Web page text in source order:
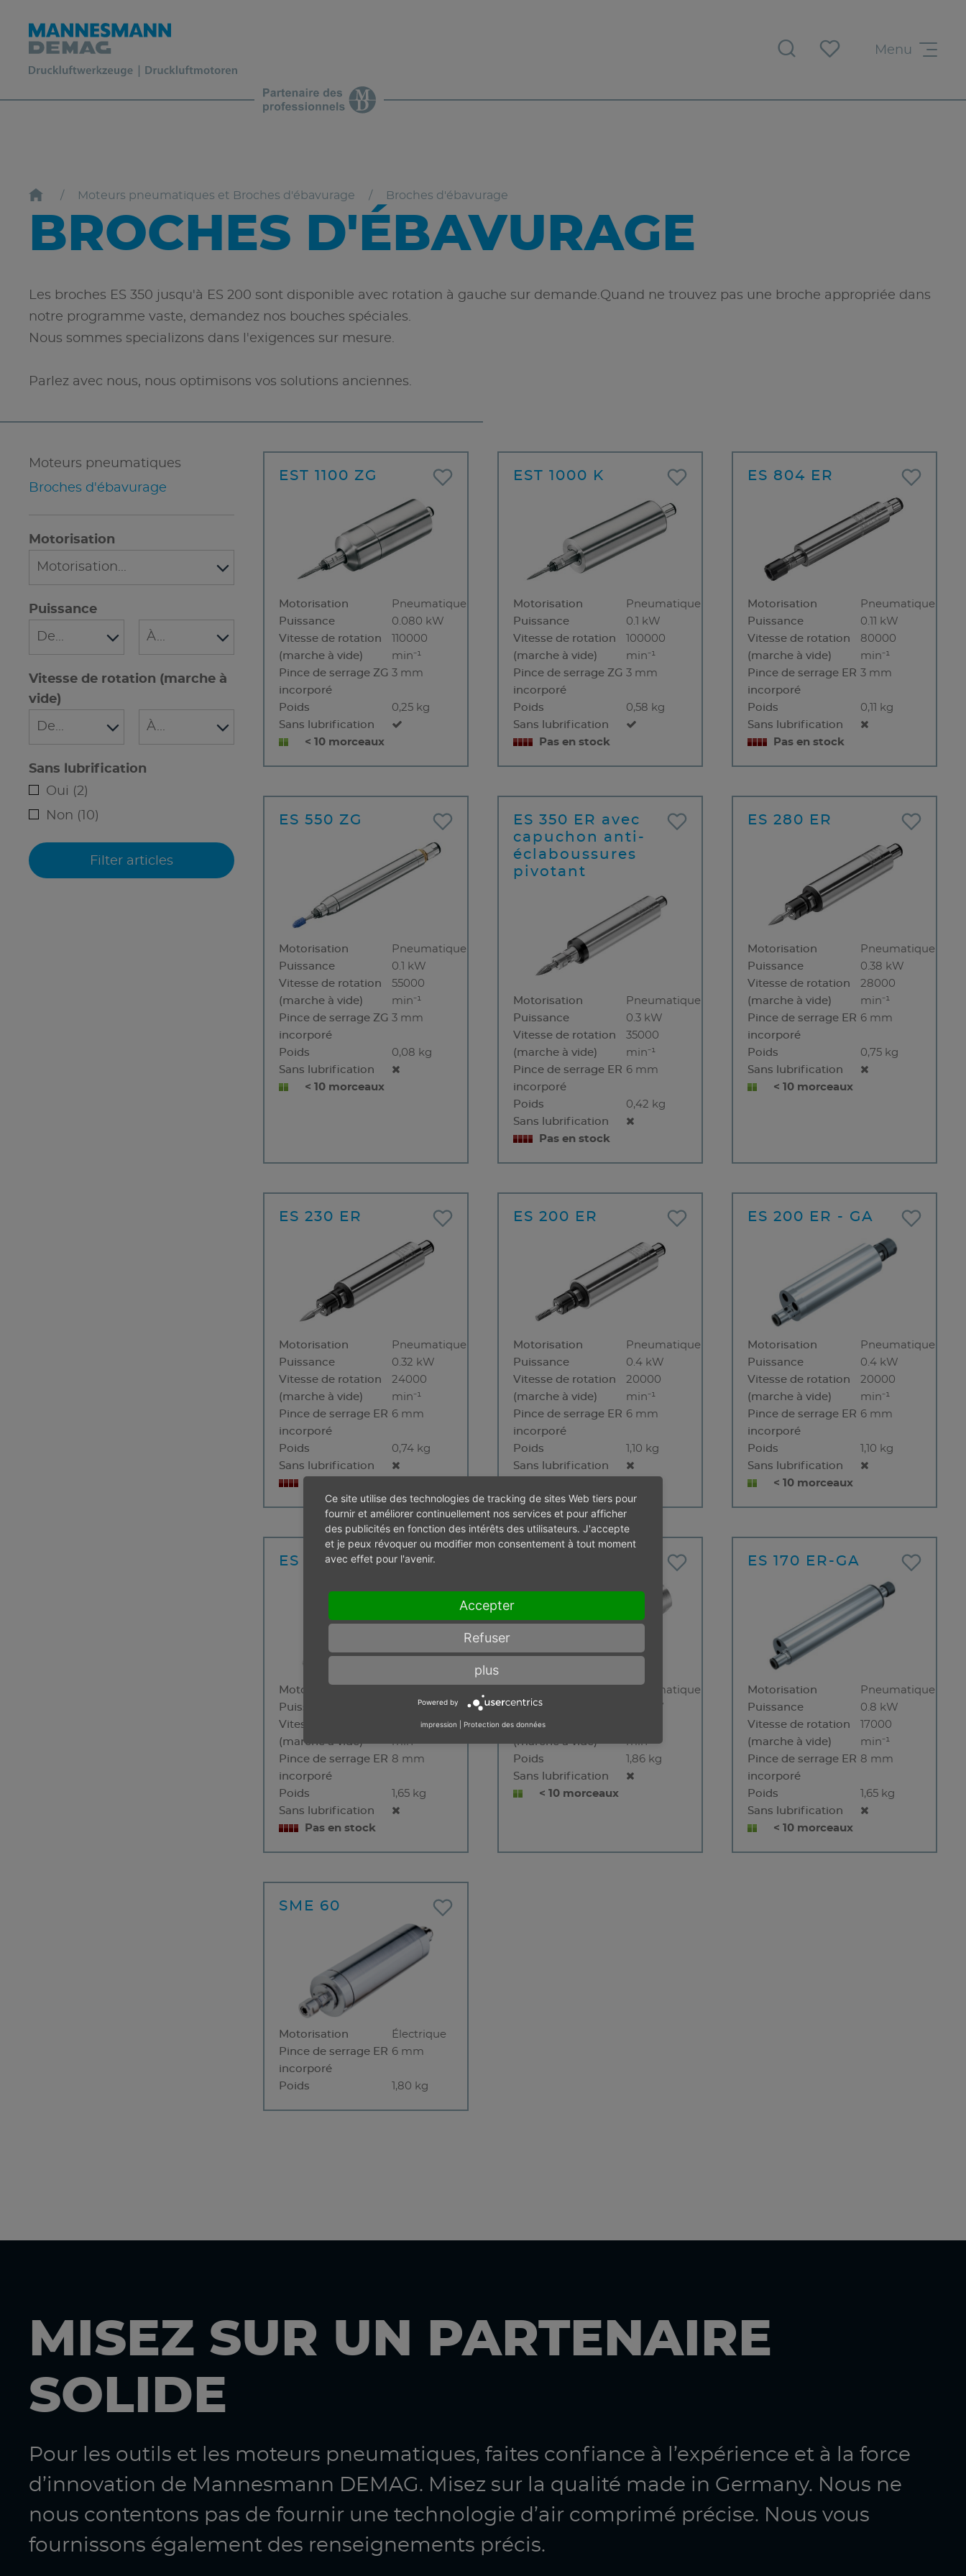
Menu
Moteurs pneumatiques et Broches d'ébavurage Broches d'ébavurage
BROCHES D'ÉBAVURAGE
Les broches ES 350 jusqu'à ES 200 sont disponible avec rotation à gauche sur demande.Quand ne trouvez pas une broche appropriée dans
notre programme vaste, demandez nos bouches spéciales.
Nous sommes specializons dans l'exigences sur mesure.
Parlez avec nous, nous optimisons vos solutions anciennes.
Moteurs pneumatiques
Broches d'ébavurage
Motorisation
Puissance
Vitesse de rotation (marche à
vide)
Sans lubrification
Oui (2)
Non (10)
EST 1100 ZG
Motorisation
Pneumatique
Puissance
0.080 kW
Vitesse de rotation
(marche à vide)
110000
min⁻¹
Pince de serrage ZG
incorporé
3 mm
Poids
0,25 kg
Sans lubrification
< 10 morceaux
EST 1000 K
Motorisation
Pneumatique
Puissance
0.1 kW
Vitesse de rotation
(marche à vide)
100000
min⁻¹
Pince de serrage ZG
incorporé
3 mm
Poids
0,58 kg
Sans lubrification
Pas en stock
ES 804 ER
Motorisation
Pneumatique
Puissance
0.11 kW
Vitesse de rotation
(marche à vide)
80000
min⁻¹
Pince de serrage ER
incorporé
3 mm
Poids
0,11 kg
Sans lubrification
Pas en stock
ES 550 ZG
Motorisation
Pneumatique
Puissance
0.1 kW
Vitesse de rotation
(marche à vide)
55000
min⁻¹
Pince de serrage ZG
incorporé
3 mm
Poids
0,08 kg
Sans lubrification
< 10 morceaux
ES 350 ER avec
capuchon anti-
éclaboussures
pivotant
Motorisation
Pneumatique
Puissance
0.3 kW
Vitesse de rotation
(marche à vide)
35000
min⁻¹
Pince de serrage ER
incorporé
6 mm
Poids
0,42 kg
Sans lubrification
Pas en stock
ES 280 ER
Motorisation
Pneumatique
Puissance
0.38 kW
Vitesse de rotation
(marche à vide)
28000
min⁻¹
Pince de serrage ER
incorporé
6 mm
Poids
0,75 kg
Sans lubrification
< 10 morceaux
ES 230 ER
Motorisation
Pneumatique
Puissance
0.32 kW
Vitesse de rotation
(marche à vide)
24000
min⁻¹
Pince de serrage ER
incorporé
6 mm
Poids
0,74 kg
Sans lubrification
ES 200 ER
Motorisation
Pneumatique
Puissance
0.4 kW
Vitesse de rotation
(marche à vide)
20000
min⁻¹
Pince de serrage ER
incorporé
6 mm
Poids
1,10 kg
Sans lubrification
ES 200 ER - GA
Motorisation
Pneumatique
Puissance
0.4 kW
Vitesse de rotation
(marche à vide)
20000
min⁻¹
Pince de serrage ER
incorporé
6 mm
Poids
1,10 kg
Sans lubrification
< 10 morceaux
ES 170 ER
Motorisation
Puissance
0.8 kW
Vitesse de rotation
(marche à vide)
17000
min⁻¹
Pince de serrage ER
incorporé
8 mm
Poids
1,65 kg
Sans lubrification
Pas en stock
Pneumatique
Puissance
0.8 kW
Vitesse de rotation
(marche à vide)
min⁻¹
Poids
1,86 kg
Sans lubrification
< 10 morceaux
ES 170 ER-GA
Motorisation
Pneumatique
Puissance
0.8 kW
Vitesse de rotation
(marche à vide)
17000
min⁻¹
Pince de serrage ER
incorporé
8 mm
Poids
1,65 kg
Sans lubrification
< 10 morceaux
SME 60
Motorisation
Électrique
Pince de serrage ER
incorporé
6 mm
Poids 1,80 kg
MISEZ SUR UN PARTENAIRE
SOLIDE
Pour les outils et les moteurs pneumatiques, faites confiance à l’expérience et à la force
d’innovation de Mannesmann DEMAG. Misez sur la qualité made in Germany. Nous ne
nous contentons pas de fournir une technologie d’air comprimé précise. Nous vous
fournissons également des renseignements précis.
Ce site utilise des technologies de tracking de sites Web tiers pour
fournir et améliorer continuellement nos services et pour afficher
des publicités en fonction des intérêts des utilisateurs. J'accepte
et je peux révoquer ou modifier mon consentement à tout moment
avec effet pour l'avenir.
Accepter
Refuser
plus
Powered by
impression Protection des données